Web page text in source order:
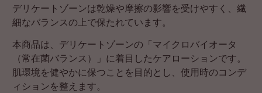
デリケートゾーンは乾燥や摩擦の影響を受けやすく、繊
細なバランスの上で保たれています。
本商品は、デリケートゾーンの「マイクロバイオータ
（常在菌バランス）」に着目したケアローションです。
肌環境を健やかに保つことを目的とし、使用時のコンデ
ィションを整えます。